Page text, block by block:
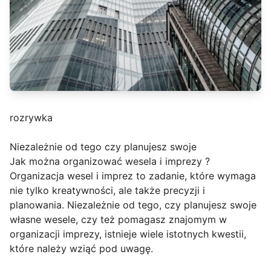
rozrywka
Niezależnie od tego czy planujesz swoje
Jak można organizować wesela i imprezy ?
Organizacja wesel i imprez to zadanie, które wymaga
nie tylko kreatywności, ale także precyzji i
planowania. Niezależnie od tego, czy planujesz swoje
własne wesele, czy też pomagasz znajomym w
organizacji imprezy, istnieje wiele istotnych kwestii,
które należy wziąć pod uwagę.